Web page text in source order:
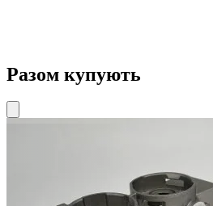
Разом купують